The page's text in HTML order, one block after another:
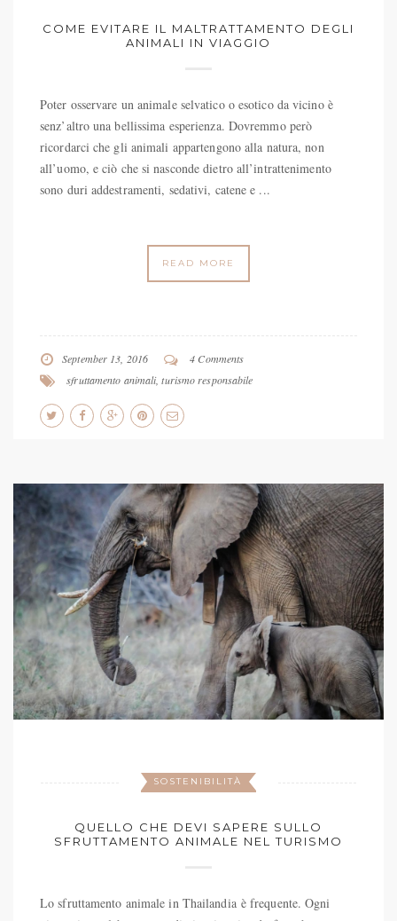
COME EVITARE IL MALTRATTAMENTO DEGLI
ANIMALI IN VIAGGIO
Poter osservare un animale selvatico o esotico da vicino è
senz’altro una bellissima esperienza. Dovremmo però
ricordarci che gli animali appartengono alla natura, non
all’uomo, e ciò che si nasconde dietro all’intrattenimento
sono duri addestramenti, sedativi, catene e ...
READ MORE
September 13, 2016
4 Comments
sfruttamento animali,turismo responsabile
SOSTENIBILITÀ
QUELLO CHE DEVI SAPERE SULLO
SFRUTTAMENTO ANIMALE NEL TURISMO
Lo sfruttamento animale in Thailandia è frequente. Ogni